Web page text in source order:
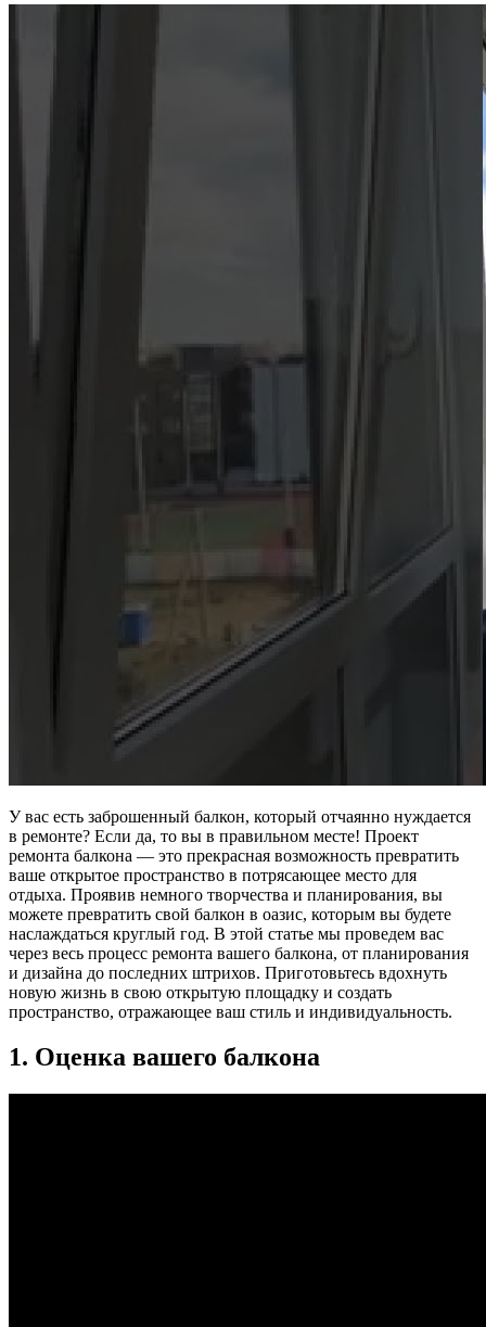
У вас есть заброшенный балкон, который отчаянно нуждается
в ремонте? Если да, то вы в правильном месте! Проект
ремонта балкона — это прекрасная возможность превратить
ваше открытое пространство в потрясающее место для
отдыха. Проявив немного творчества и планирования, вы
можете превратить свой балкон в оазис, которым вы будете
наслаждаться круглый год. В этой статье мы проведем вас
через весь процесс ремонта вашего балкона, от планирования
и дизайна до последних штрихов. Приготовьтесь вдохнуть
новую жизнь в свою открытую площадку и создать
пространство, отражающее ваш стиль и индивидуальность.
1. Оценка вашего балкона